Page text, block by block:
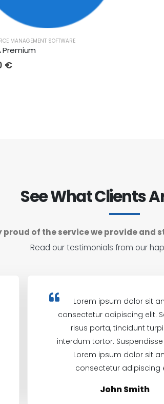
MANAGEMENT SOFTWARE
Premium
€
See What Clients
proud of the service we provide and
Read our testimonials from our
Lorem ipsum dolor sit
consectetur adipiscing elit.
risus porta, tincidunt
interdum tortor.
Lorem ipsum dolor sit
consectetur adipiscing
John Smith